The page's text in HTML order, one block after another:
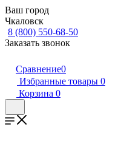
Ваш город
Чкаловск
8 (800) 550-68-50
Заказать звонок
Сравнение0
Избранные товары 0
Корзина 0